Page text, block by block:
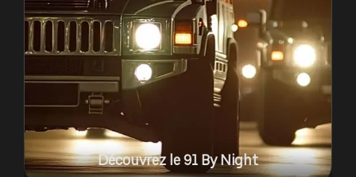
Découvrez le 91 By Night